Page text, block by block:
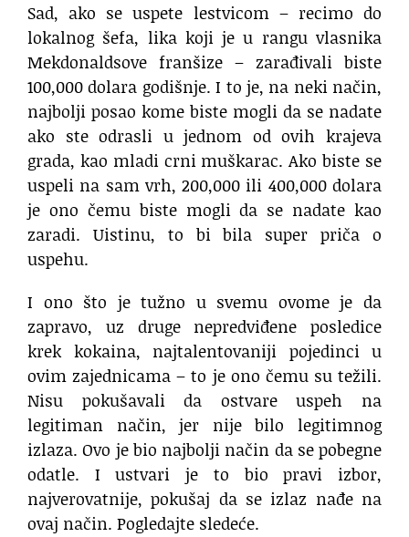
Sad, ako se uspete lestvicom – recimo do
lokalnog šefa, lika koji je u rangu vlasnika
Mekdonaldsove franšize – zarađivali biste
100,000 dolara godišnje. I to je, na neki način,
najbolji posao kome biste mogli da se nadate
ako ste odrasli u jednom od ovih krajeva
grada, kao mladi crni muškarac. Ako biste se
uspeli na sam vrh, 200,000 ili 400,000 dolara
je ono čemu biste mogli da se nadate kao
zaradi. Uistinu, to bi bila super priča o
uspehu.
I ono što je tužno u svemu ovome je da
zapravo, uz druge nepredviđene posledice
krek kokaina, najtalentovaniji pojedinci u
ovim zajednicama – to je ono čemu su težili.
Nisu pokušavali da ostvare uspeh na
legitiman način, jer nije bilo legitimnog
izlaza. Ovo je bio najbolji način da se pobegne
odatle. I ustvari je to bio pravi izbor,
najverovatnije, pokušaj da se izlaz nađe na
ovaj način. Pogledajte sledeće.